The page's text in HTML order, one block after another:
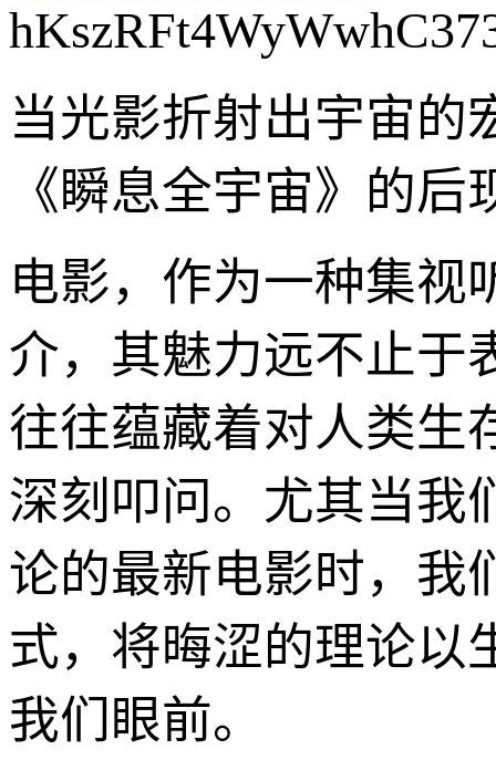
当光影折射出宇宙的
《瞬息全宇宙》的后
电影，作为一种集视
介，其魅力远不止于
往往蕴藏着对人类生
深刻叩问。尤其当我
论的最新电影时，我
式，将晦涩的理论以
我们眼前。